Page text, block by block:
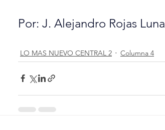
Por: J. Alejandro Rojas Luna
LO MAS NUEVO CENTRAL 2 Columna 4